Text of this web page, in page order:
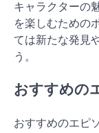
キャラクターの
を楽しむための
ては新たな発見
う。
おすすめの
おすすめのエピ